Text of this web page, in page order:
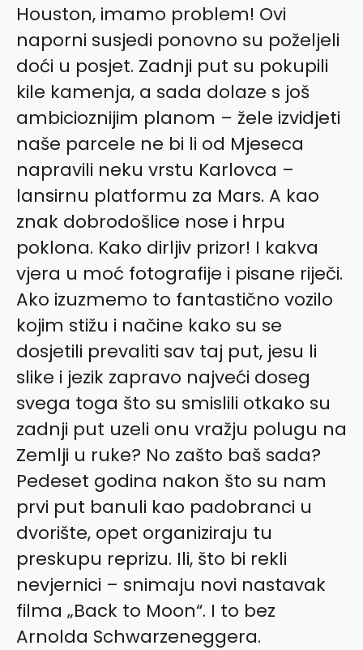
Houston, imamo problem! Ovi
naporni susjedi ponovno su poželjeli
doći u posjet. Zadnji put su pokupili
kile kamenja, a sada dolaze s još
ambicioznijim planom – žele izvidjeti
naše parcele ne bi li od Mjeseca
napravili neku vrstu Karlovca –
lansirnu platformu za Mars. A kao
znak dobrodošlice nose i hrpu
poklona. Kako dirljiv prizor! I kakva
vjera u moć fotografije i pisane riječi.
Ako izuzmemo to fantastično vozilo
kojim stižu i načine kako su se
dosjetili prevaliti sav taj put, jesu li
slike i jezik zapravo najveći doseg
svega toga što su smislili otkako su
zadnji put uzeli onu vražju polugu na
Zemlji u ruke? No zašto baš sada?
Pedeset godina nakon što su nam
prvi put banuli kao padobranci u
dvorište, opet organiziraju tu
preskupu reprizu. Ili, što bi rekli
nevjernici – snimaju novi nastavak
filma „Back to Moon“. I to bez
Arnolda Schwarzeneggera.